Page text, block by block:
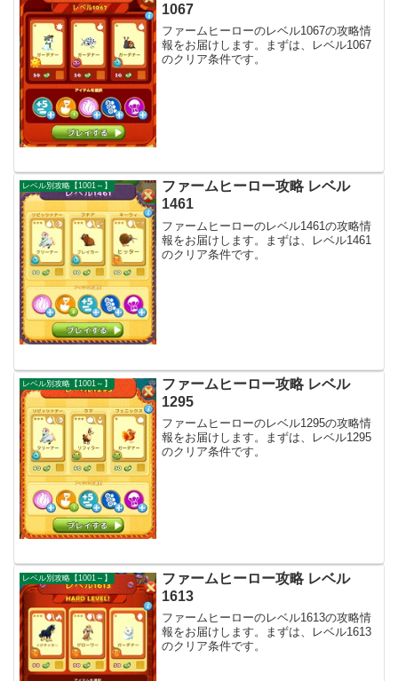
1067
ファームヒーローのレベル1067の攻略情
報をお届けします。まずは、レベル1067
のクリア条件です。
レベル別攻略【1001～】
ファームヒーロー攻略 レベル
1461
ファームヒーローのレベル1461の攻略情
報をお届けします。まずは、レベル1461
のクリア条件です。
レベル別攻略【1001～】
ファームヒーロー攻略 レベル
1295
ファームヒーローのレベル1295の攻略情
報をお届けします。まずは、レベル1295
のクリア条件です。
レベル別攻略【1001～】
ファームヒーロー攻略 レベル
1613
ファームヒーローのレベル1613の攻略情
報をお届けします。まずは、レベル1613
のクリア条件です。